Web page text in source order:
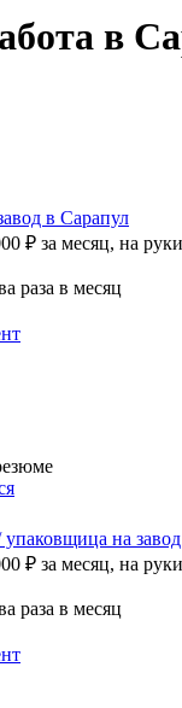
в
в Сарапул
₽ за месяц, на руки
раза в месяц
на завод
₽ за месяц, на руки
раза в месяц